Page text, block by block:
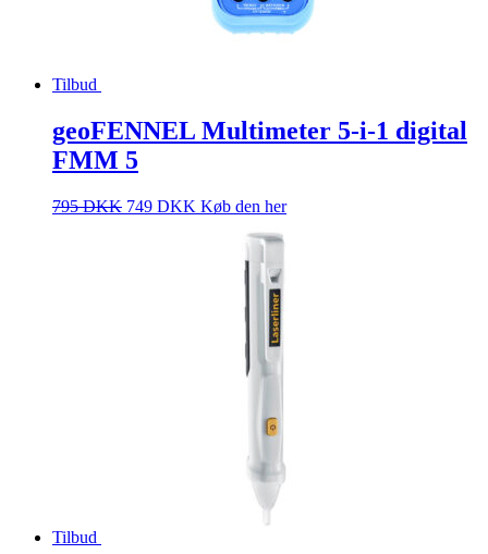
Tilbud
geoFENNEL Multimeter 5-i-1 digital
FMM 5
795DKK 749 DKK Køb den her
Tilbud